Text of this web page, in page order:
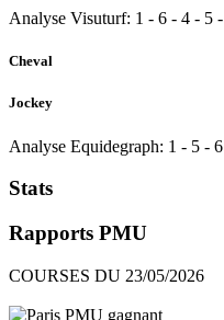
Analyse Visuturf: 1 - 6 - 4 - 5 -
Cheval
Jockey
Analyse Equidegraph: 1 - 5 - 6
Stats
Rapports PMU
COURSES DU 23/05/2026